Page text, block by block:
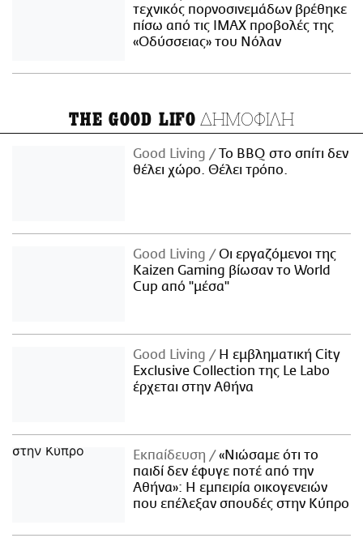
τεχνικός πορνοσινεμάδων βρέθηκε
πίσω από τις IMAX προβολές της
«Οδύσσειας» του Νόλαν
THE GOOD LIFO ΔΗΜΟΦΙΛΗ
Good Living
Το BBQ στο σπίτι δεν
θέλει χώρο. Θέλει τρόπο.
Good Living
Οι εργαζόμενοι της
Kaizen Gaming βίωσαν το World
Cup από "μέσα"
Good Living
Η εμβληματική City
Exclusive Collection της Le Labo
έρχεται στην Αθήνα
Εκπαίδευση
«Νιώσαμε ότι το
παιδί δεν έφυγε ποτέ από την
Αθήνα»: Η εμπειρία οικογενειών
που επέλεξαν σπουδές στην Κύπρο